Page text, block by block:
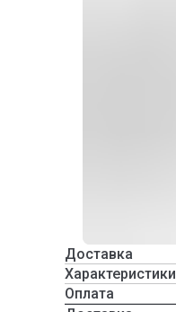
Доставка
Характеристики
Оплата